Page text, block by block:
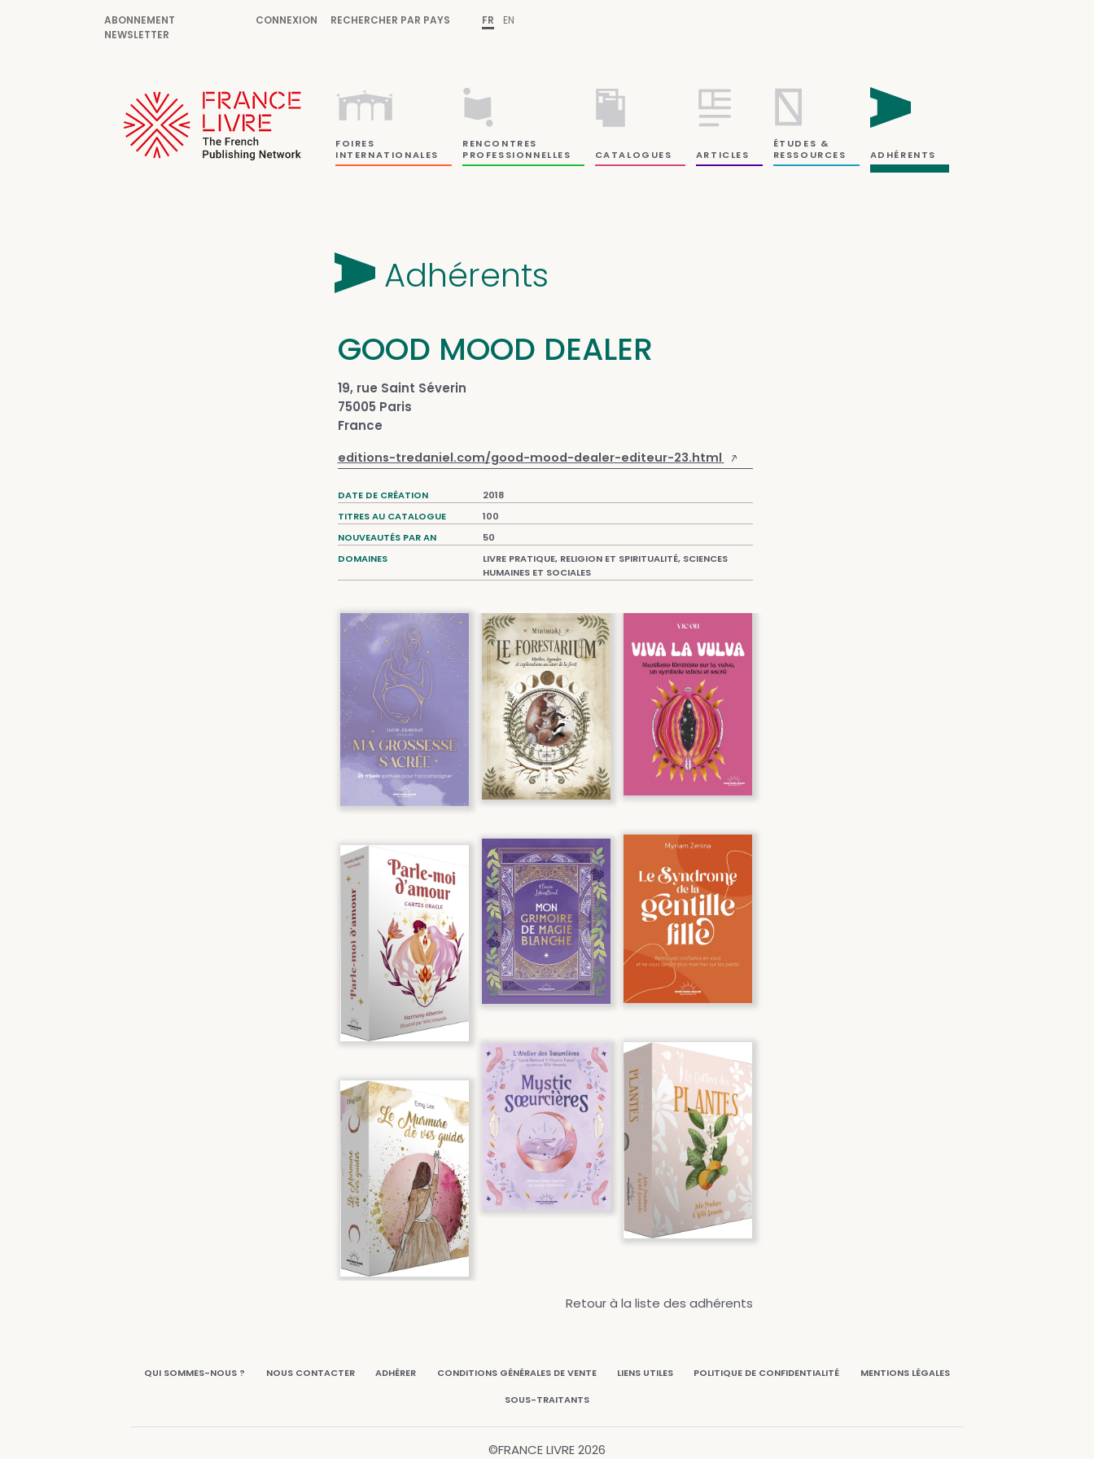
ABONNEMENT
NEWSLETTER
CONNEXION RECHERCHER PAR PAYS FR EN
FOIRES
INTERNATIONALES
RENCONTRES
PROFESSIONNELLES
CATALOGUES ARTICLES
ÉTUDES &
RESSOURCES
ADHÉRENTS
Adhérents
GOOD MOOD DEALER
19, rue Saint Séverin
75005 Paris
France
editions-tredaniel.com/good-mood-dealer-editeur-23.html
DATE DE CRÉATION
2018
TITRES AU CATALOGUE
100
NOUVEAUTÉS PAR AN
50
DOMAINES
LIVRE PRATIQUE, RELIGION ET SPIRITUALITÉ, SCIENCES
HUMAINES ET SOCIALES
Retour à la liste des adhérents
QUI SOMMES-NOUS ? NOUS CONTACTER ADHÉRER CONDITIONS GÉNÉRALES DE VENTE LIENS UTILES POLITIQUE DE CONFIDENTIALITÉ MENTIONS LÉGALES
SOUS-TRAITANTS
©FRANCE LIVRE2026